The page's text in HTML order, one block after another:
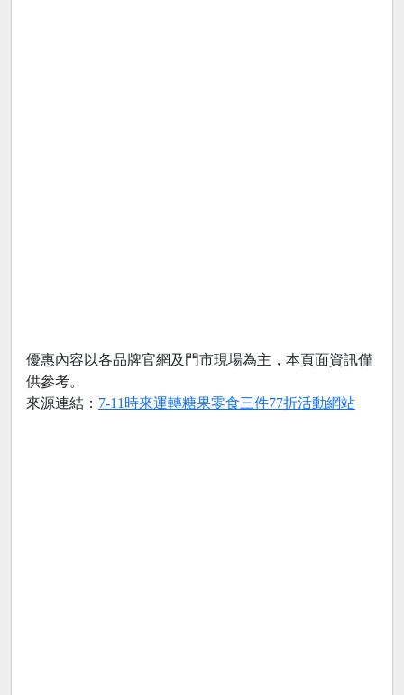
優惠內容以各品牌官網及門市現場為主，本頁面資訊僅
供參考。
來源連結： 7-11時來運轉糖果零食三件77折活動網站